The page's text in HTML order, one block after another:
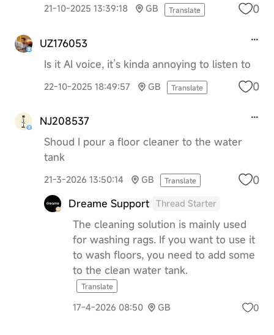
21-10-2025 13:39:18 GB Translate 0
UZ176053
Is it AI voice, it’s kinda annoying to listen to
22-10-2025 18:49:57 GB Translate 0
NJ208537
Shoud I pour a floor cleaner to the water
tank
21-3-2026 13:50:14 GB Translate 0
Dreame Support Thread Starter
The cleaning solution is mainly used
for washing rags. If you want to use it
to wash floors, you need to add some
to the clean water tank.
Translate
17-4-2026 08:50 GB 0